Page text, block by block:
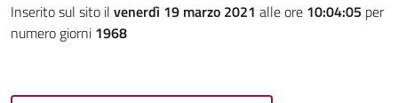
Inserito sul sito il venerdì 19 marzo 2021 alle ore 10:04:05 per
numero giorni 1968